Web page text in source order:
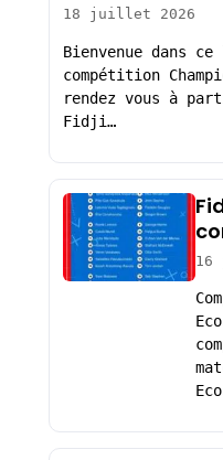
18 juillet 2026
Bienvenue dans
compétition
rendez vous à
Fidji…
16